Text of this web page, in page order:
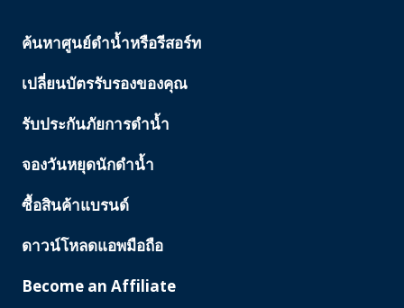
PADI
ค้นหาศูนย์ดำน้ำหรือรีสอร์ท
เปลี่ยนบัตรรับรองของคุณ
รับประกันภัยการดำน้ำ
จองวันหยุดนักดำน้ำ
ซื้อสินค้าแบรนด์
ดาวน์โหลดแอพมือถือ
Become an Affiliate